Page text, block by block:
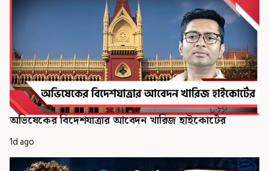
অভিষেকের বিদেশযাত্রার আবেদন খারিজ হাইকোর্টের
1d ago